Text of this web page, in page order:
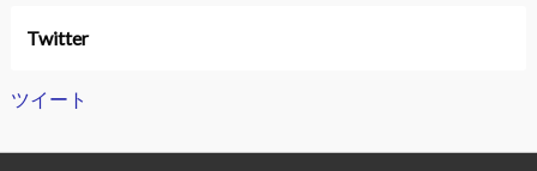
Twitter
ツイート